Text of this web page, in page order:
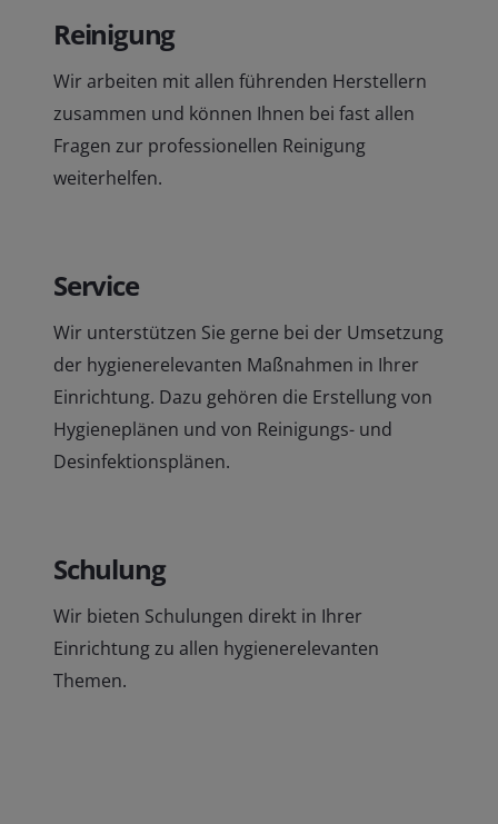
Reinigung
Wir arbeiten mit allen führenden Herstellern
zusammen und können Ihnen bei fast allen
Fragen zur professionellen Reinigung
weiterhelfen.
Service
Wir unterstützen Sie gerne bei der Umsetzung
der hygienerelevanten Maßnahmen in Ihrer
Einrichtung. Dazu gehören die Erstellung von
Hygieneplänen und von Reinigungs- und
Desinfektionsplänen.
Schulung
Wir bieten Schulungen direkt in Ihrer
Einrichtung zu allen hygienerelevanten
Themen.